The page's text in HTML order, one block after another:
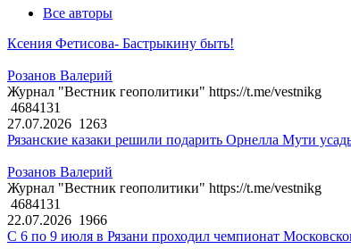
Все авторы
Ксения Фетисова- Бастрыкину быть!
Розанов Валерий
Журнал "Вестник геополитики" https://t.me/vestnikg
4684131
27.07.2026 1263
Рязанские казаки решили подарить Орнелла Мути
Розанов Валерий
Журнал "Вестник геополитики" https://t.me/vestnikg
4684131
22.07.2026 1966
С 6 по 9 июля в Рязани проходил чемпионат